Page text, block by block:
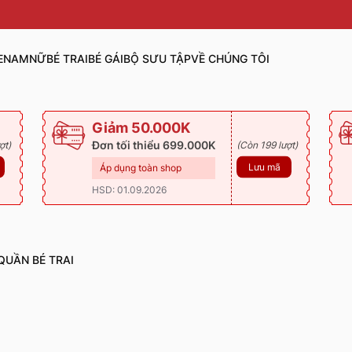
NAMNỮBÉ TRAIBÉ GÁIBỘ SƯU TẬPVỀ CHÚNG TÔI
Giảm 50.000K
Đơn tối thiểu 699.000K
Áp dụng toàn shop
HSD: 01.09.2026
(Còn 199 lượt)
Lưu mã
BÉ TRAI